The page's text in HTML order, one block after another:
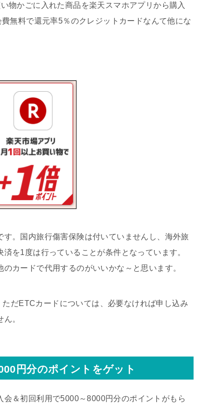
物かごに入れた商品を楽天スマホアプリから購入
無料で還元率5％のクレジットカードなんて他にな
。国内旅行傷害保険は付いていませんし、海外旅
を1度は行っていることが条件となっています。
カードで代用するのがいいかな～と思います。
だETCカードについては、必要なければ申し込み
。
円分のポイントをゲット
＆初回利用で5000～8000円分のポイントがもら